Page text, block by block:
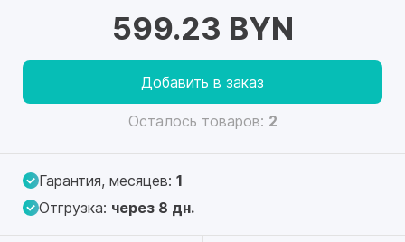
599.23 BYN
Добавить в заказ
Осталось товаров: 2
Гарантия, месяцев: 1
Отгрузка: через 8 дн.